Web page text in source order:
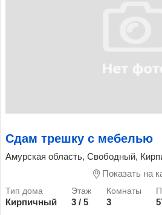
Сдам трешку с мебелью
Амурская область, Свободный,
Показать на
Кирпичный 3 / 5 3